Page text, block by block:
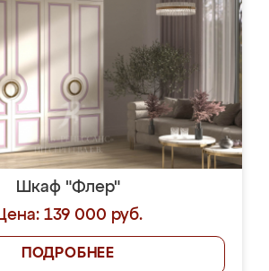
Шкаф "Флер"
139 000 руб.
ПОДРОБНЕЕ